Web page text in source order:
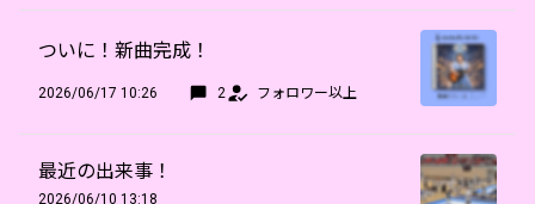
ついに！新曲完成！
2026/06/17 10:26 2 フォロワー以上
最近の出来事！
2026/06/10 13:18